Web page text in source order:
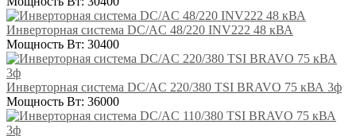
Инверторная система DC/AC 48/220 INV222 48 кВА
Мощность Вт: 30400
Инверторная система DC/AC 220/380 TSI BRAVO 75 кВА 3ф
Мощность Вт: 36000